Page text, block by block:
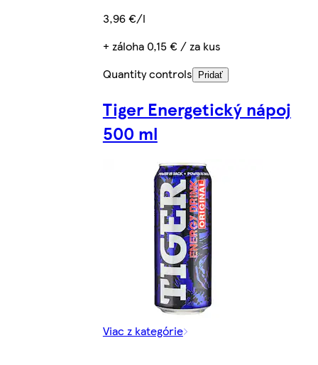
3,96 €/l
+ záloha 0,15 € / za kus
Quantity controls
Pridať
Tiger Energetický nápoj
500 ml
Viac z kategórie